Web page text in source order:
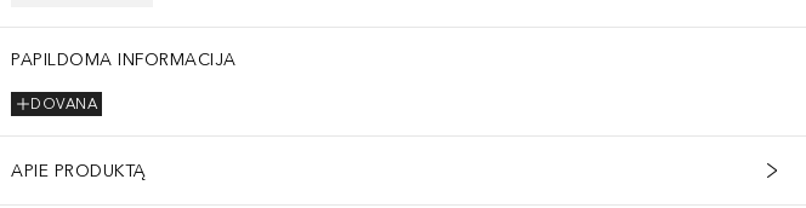
PAPILDOMA INFORMACIJA
DOVANA
APIE PRODUKTĄ